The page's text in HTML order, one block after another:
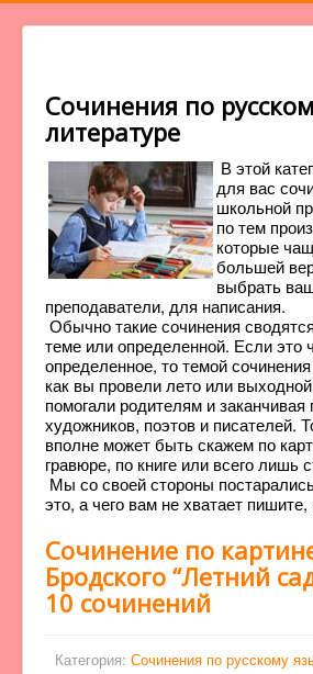
Сочинения по
литературе
В этой
для вас
школьной
по тем
которые
большей
выбрать
преподаватели, для написания.
Обычно такие сочинения
теме или определенной. Если это
определенное, то темой
как вы провели лето или
помогали родителям и
художников, поэтов и писателей.
вполне может быть скажем по
гравюре, по книге или всего лишь
Мы со своей стороны
это, а чего вам не хватает
Сочинение по
Бродского “Летний
10 сочинений
Категория: Сочинения по русскому